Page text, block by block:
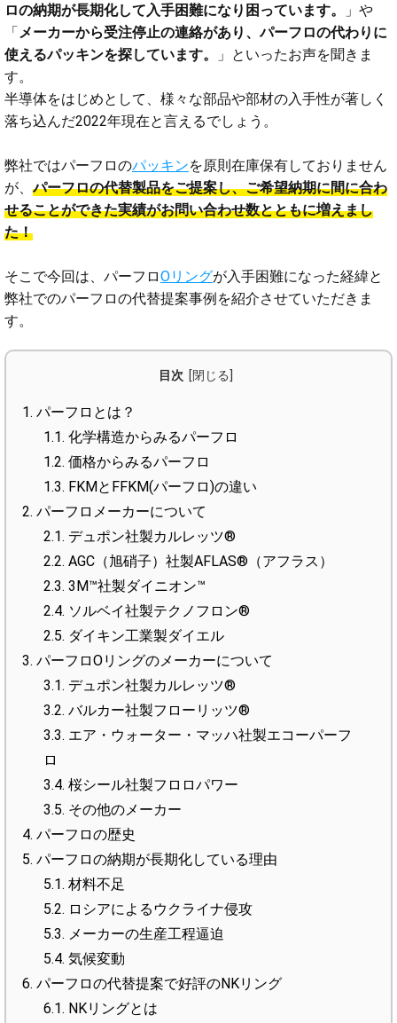
ロの納期が長期化して入手困難になり困っています。
」や
「メーカーから受注停止の連絡があり、パーフロの代わりに
使えるパッキンを探しています。
」といったお声を聞きま
す。
半導体をはじめとして、様々な部品や部材の入手性が著しく
落ち込んだ2022年現在と言えるでしょう。
弊社ではパーフロのパッキンを原則在庫保有しておりません
が、パーフロの代替製品をご提案し、ご希望納期に間に合わ
せることができた実績がお問い合わせ数とともに増えまし
た！
そこで今回は、パーフロOリングが入手困難になった経緯と
弊社でのパーフロの代替提案事例を紹介させていただきま
す。
目次
1. パーフロとは？
1.1. 化学構造からみるパーフロ
1.2. 価格からみるパーフロ
1.3. FKMとFFKM(パーフロ)の違い
2. パーフロメーカーについて
2.1. デュポン社製カルレッツ®
2.2. AGC（旭硝子）社製AFLAS®（アフラス）
2.3. 3M™社製ダイニオン™
2.4. ソルベイ社製テクノフロン®
2.5. ダイキン工業製ダイエル
3. パーフロOリングのメーカーについて
3.1. デュポン社製カルレッツ®
3.2. バルカー社製フローリッツ®
3.3. エア・ウォーター・マッハ社製エコーパーフ
ロ
3.4. 桜シール社製フロロパワー
3.5. その他のメーカー
4. パーフロの歴史
5. パーフロの納期が長期化している理由
5.1. 材料不足
5.2. ロシアによるウクライナ侵攻
5.3. メーカーの生産工程逼迫
5.4. 気候変動
6. パーフロの代替提案で好評のNKリング
6.1. NKリングとは